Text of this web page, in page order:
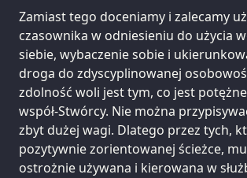
Zamiast tego doceniamy i zalecamy
czasownika w odniesieniu do użycia
siebie, wybaczenie sobie i
droga do zdyscyplinowanej
zdolność woli jest tym, co jest
współ-Stwórcy. Nie można
zbyt dużej wagi. Dlatego przez tych,
pozytywnie zorientowanej ścieżce,
ostrożnie używana i kierowana w